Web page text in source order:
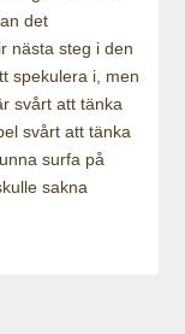
det
nästa steg i den
spekulera i, men
svårt att tänka
svårt att tänka
surfa på
sakna